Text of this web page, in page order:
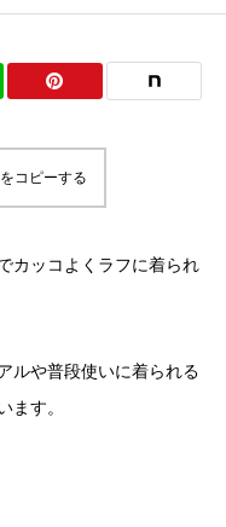
コピーする
カッコよくラフに着られ
ルや普段使いに着られる
ます。